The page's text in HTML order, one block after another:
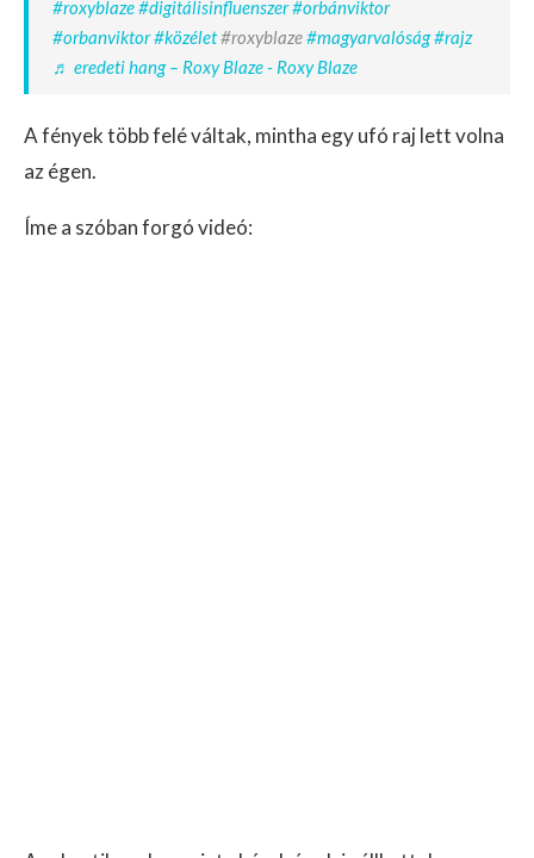
#roxyblaze#digitálisinfluenszer#orbánviktor
#orbanviktor#közélet#roxyblaze#magyarvalóság#rajz
♬ eredeti hang – Roxy Blaze - Roxy Blaze
A fények több felé váltak, mintha egy ufó raj lett volna
az égen.
Íme a szóban forgó videó: